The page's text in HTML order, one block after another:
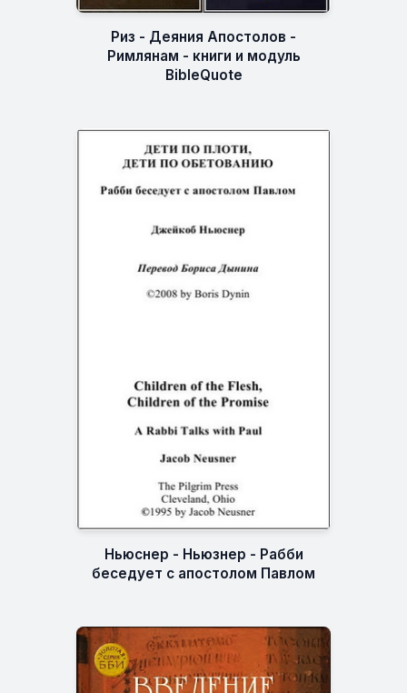
Риз - Деяния Апостолов -
Римлянам - книги и модуль
BibleQuote
Ньюснер - Ньюзнер - Рабби
беседует с апостолом Павлом